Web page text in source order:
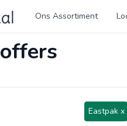
Ons Assortiment
Eastpak x